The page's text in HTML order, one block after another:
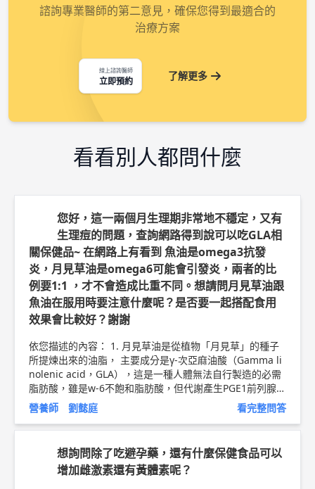
諮詢專業醫師的第二意見，確保您得到最適合的
治療方案
線上諮詢醫師
立即預約 了解更多
看看別人都問什麼
您好，這一兩個月生理期非常地不穩定，又有
生理痘的問題，查詢網路得到說可以吃GLA相
關保健品~ 在網路上有看到 魚油是omega3抗發
炎，月見草油是omega6可能會引發炎，兩者的比
例要1:1 ，才不會造成比重不同。想請問月見草油跟
魚油在服用時要注意什麼呢？是否要一起搭配食用
效果會比較好？謝謝
依您描述的內容： 1. 月見草油是從植物「月見草」的種子
所提煉出來的油脂， 主要成分是γ-次亞麻油酸（Gamma li
nolenic acid，GLA），這是一種人體無法自行製造的必需
脂肪酸，雖是w-6不飽和脂肪酸，但代謝產生PGE1前列腺素
1是具抗發炎效益，其他種類的W-6脂肪酸才會引起發炎、
血管收縮、過敏等問題(例如:大豆油.葵花油)。 2.W-3:W-6
的理想比例:1:2~4，魚油與月見草油在服用上注意攝取比例
即可，並沒有一定要一起服用效果較好的說法。 3.月見草油
並不是人人都適合補充 生理期不穩定的問題，是來的時間?
量? 經期時間?的不穩定? 建議請諮詢專科醫師作診斷評估，
營養師 劉懿庭 看完整問答
想詢問除了吃避孕藥，還有什麼保健食品可以
增加雌激素還有黃體素呢？